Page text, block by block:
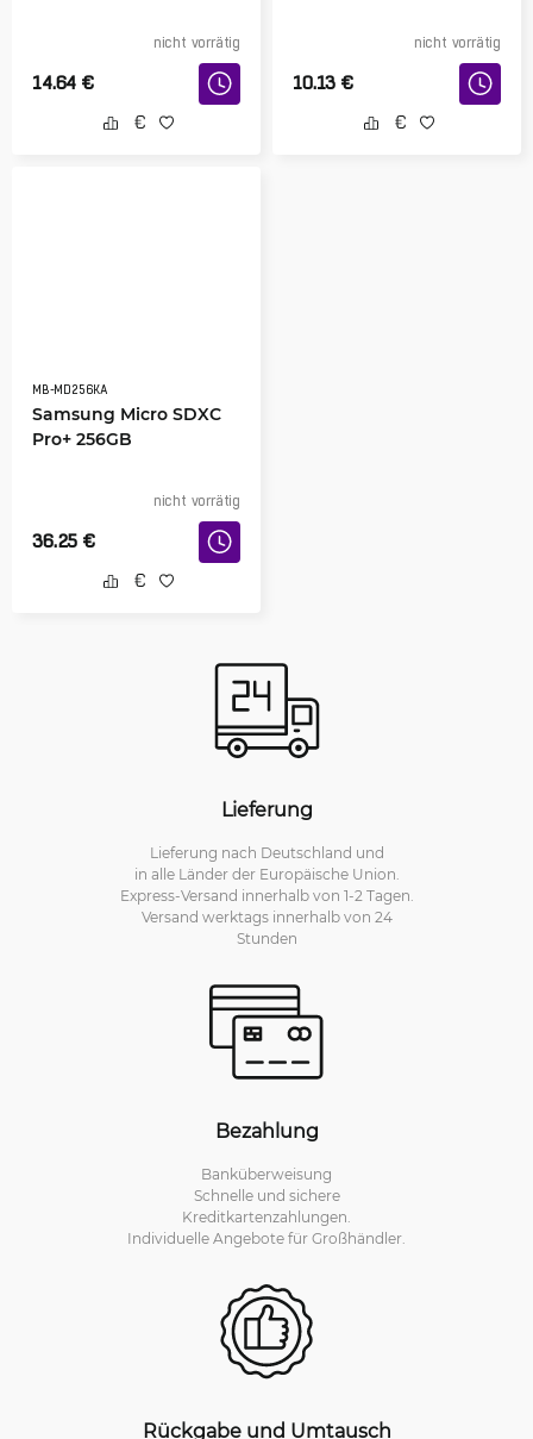
nicht vorrätig
14.64 €
nicht vorrätig
10.13 €
MB-MD256KA
Samsung Micro SDXC
Pro+ 256GB
nicht vorrätig
36.25 €
Lieferung
Lieferung nach Deutschland und
in alle Länder der Europäische Union.
Express-Versand innerhalb von 1-2 Tagen.
Versand werktags innerhalb von 24
Stunden
Bezahlung
Banküberweisung
Schnelle und sichere
Kreditkartenzahlungen.
Individuelle Angebote für Großhändler.
Rückgabe und Umtausch